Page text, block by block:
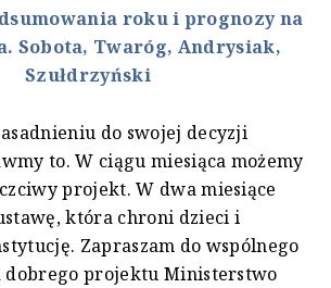
roku i prognozy na
Sobota, Twaróg, Andrysiak,
Szułdrzyński
do swojej decyzji
to. W ciągu miesiąca możemy
projekt. W dwa miesiące
która chroni dzieci i
Zapraszam do wspólnego
projektu Ministerstwo